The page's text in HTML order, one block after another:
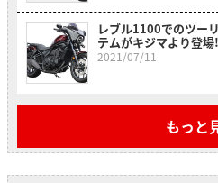
レブル1100でのツー
テムがキジマより登
2021/07/11
もっと